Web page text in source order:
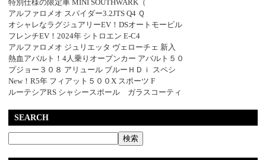
特別仕様の限定車 MINI SOUTHWARK（
アルファロメオ スパイダー3.2JTS Q4 Ｑ
オシャレなラグジュアリーEV！DSオートモービル
フレンチEV！2024年 シトロエン E-C4
アルファロメオ ジュリエッタ ヴェローチェ 新入
熱血アバルト！4人乗りオープンカー アバルト５０
プジョー３０８ アリュール ブルーＨＤｉ スペシ
New！R5年 フィアット５００X スポーツ F
ルーテシアRS シャシースポール ガラスコーティ
SEARCH